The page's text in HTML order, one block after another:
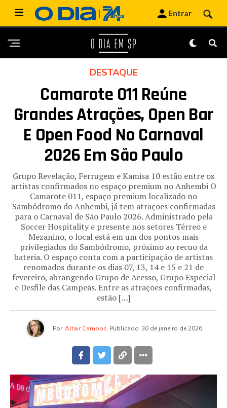
DESTAQUE
Camarote 011 Reúne
Grandes Atrações, Open Bar
E Open Food No Carnaval
2026 Em São Paulo
Grupo Revelação, Ferrugem e Kamisa 10 estão entre os
artistas confirmados no espaço premium no Anhembi O
Camarote 011, espaço premium localizado no
Sambódromo do Anhembi, já tem atrações confirmadas
para o Carnaval de São Paulo 2026. Administrado pela
Soccer Hospitality e presente nos setores Térreo e
Mezanino, o local está em um dos pontos mais
privilegiados do Sambódromo, próximo ao recuo da
bateria. O espaço conta com a participação de artistas
renomados durante os dias 07, 13, 14 e 15 e 21 de
fevereiro, abrangendo Grupo de Acesso, Grupo Especial
e Desfile das Campeãs. Entre as atrações confirmadas,
estão […]
Por Altair Campos Publicado 30 de janeiro de 2026